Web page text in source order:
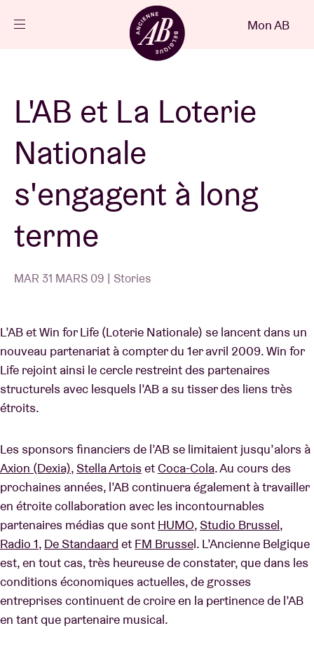
FR
Projets
Actualités
Infos visiteurs
AB ❤ you
Location de salles
BRDCST
ABtv
Chèque-concert
À propos de l'AB
Contact
Mon AB
L'AB et La Loterie
Nationale
s'engagent à long
terme
MAR 31 MARS 09 | Stories
L’AB et Win for Life (Loterie Nationale) se lancent dans un
nouveau partenariat à compter du 1er avril 2009. Win for
Life rejoint ainsi le cercle restreint des partenaires
structurels avec lesquels l’AB a su tisser des liens très
étroits.
Les sponsors financiers de l’AB se limitaient jusqu’alors à
Axion (Dexia), Stella ArtoisetCoca-Cola. Au cours des
prochaines années, l’AB continuera également à travailler
en étroite collaboration avec les incontournables
partenaires médias que sont HUMO, Studio Brussel,
Radio 1, De Standaard et FM Brussel. L’Ancienne Belgique
est, en tout cas, très heureuse de constater, que dans les
conditions économiques actuelles, de grosses
entreprises continuent de croire en la pertinence de l’AB
en tant que partenaire musical.